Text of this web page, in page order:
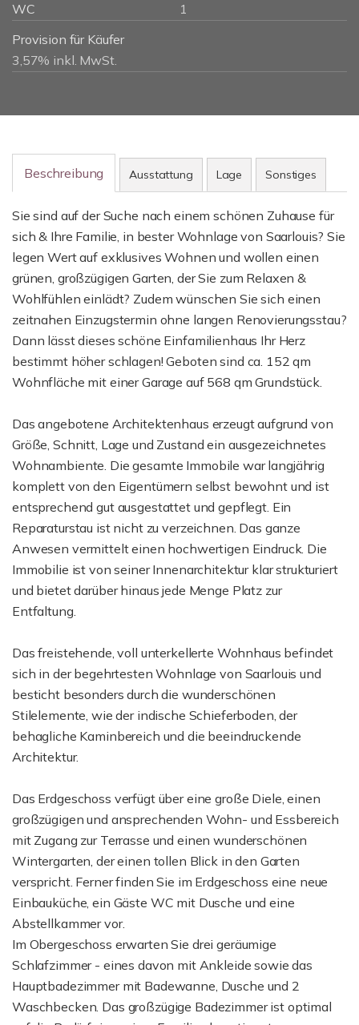
WC
1
Provision für Käufer
3,57% inkl. MwSt.
Beschreibung Ausstattung Lage Sonstiges
Sie sind auf der Suche nach einem schönen Zuhause für
sich & Ihre Familie, in bester Wohnlage von Saarlouis? Sie
legen Wert auf exklusives Wohnen und wollen einen
grünen, großzügigen Garten, der Sie zum Relaxen &
Wohlfühlen einlädt? Zudem wünschen Sie sich einen
zeitnahen Einzugstermin ohne langen Renovierungsstau?
Dann lässt dieses schöne Einfamilienhaus Ihr Herz
bestimmt höher schlagen! Geboten sind ca. 152 qm
Wohnfläche mit einer Garage auf 568 qm Grundstück.
Das angebotene Architektenhaus erzeugt aufgrund von
Größe, Schnitt, Lage und Zustand ein ausgezeichnetes
Wohnambiente. Die gesamte Immobile war langjährig
komplett von den Eigentümern selbst bewohnt und ist
entsprechend gut ausgestattet und gepflegt. Ein
Reparaturstau ist nicht zu verzeichnen. Das ganze
Anwesen vermittelt einen hochwertigen Eindruck. Die
Immobilie ist von seiner Innenarchitektur klar strukturiert
und bietet darüber hinaus jede Menge Platz zur
Entfaltung.
Das freistehende, voll unterkellerte Wohnhaus befindet
sich in der begehrtesten Wohnlage von Saarlouis und
besticht besonders durch die wunderschönen
Stilelemente, wie der indische Schieferboden, der
behagliche Kaminbereich und die beeindruckende
Architektur.
Das Erdgeschoss verfügt über eine große Diele, einen
großzügigen und ansprechenden Wohn- und Essbereich
mit Zugang zur Terrasse und einen wunderschönen
Wintergarten, der einen tollen Blick in den Garten
verspricht. Ferner finden Sie im Erdgeschoss eine neue
Einbauküche, ein Gäste WC mit Dusche und eine
Abstellkammer vor.
Im Obergeschoss erwarten Sie drei geräumige
Schlafzimmer - eines davon mit Ankleide sowie das
Hauptbadezimmer mit Badewanne, Dusche und 2
Waschbecken. Das großzügige Badezimmer ist optimal